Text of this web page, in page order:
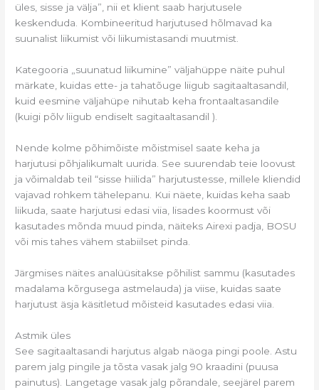
üles, sisse ja välja”, nii et klient saab harjutusele
keskenduda. Kombineeritud harjutused hõlmavad ka
suunalist liikumist või liikumistasandi muutmist.
Kategooria „suunatud liikumine” väljahüppe näite puhul
märkate, kuidas ette- ja tahatõuge liigub sagitaaltasandil,
kuid eesmine väljahüpe nihutab keha frontaaltasandile
(kuigi põlv liigub endiselt sagitaaltasandil ).
Nende kolme põhimõiste mõistmisel saate keha ja
harjutusi põhjalikumalt uurida. See suurendab teie loovust
ja võimaldab teil “sisse hiilida” harjutustesse, millele kliendid
vajavad rohkem tähelepanu. Kui näete, kuidas keha saab
liikuda, saate harjutusi edasi viia, lisades koormust või
kasutades mõnda muud pinda, näiteks Airexi padja, BOSU
või mis tahes vähem stabiilset pinda.
Järgmises näites analüüsitakse põhilist sammu (kasutades
madalama kõrgusega astmelauda) ja viise, kuidas saate
harjutust äsja käsitletud mõisteid kasutades edasi viia.
Astmik üles
See sagitaaltasandi harjutus algab näoga pingi poole. Astu
parem jalg pingile ja tõsta vasak jalg 90 kraadini (puusa
painutus). Langetage vasak jalg põrandale, seejärel parem